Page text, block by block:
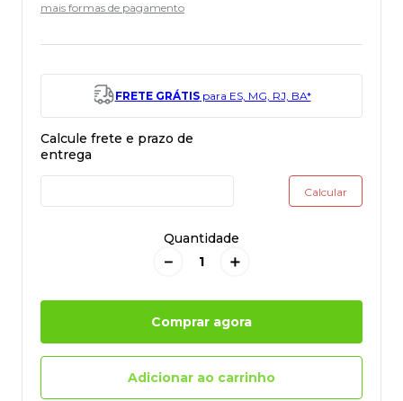
mais formas de pagamento
FRETE GRÁTISpara ES, MG, RJ, BA*
Quantidade
＋
－
Comprar agora
Adicionar ao carrinho